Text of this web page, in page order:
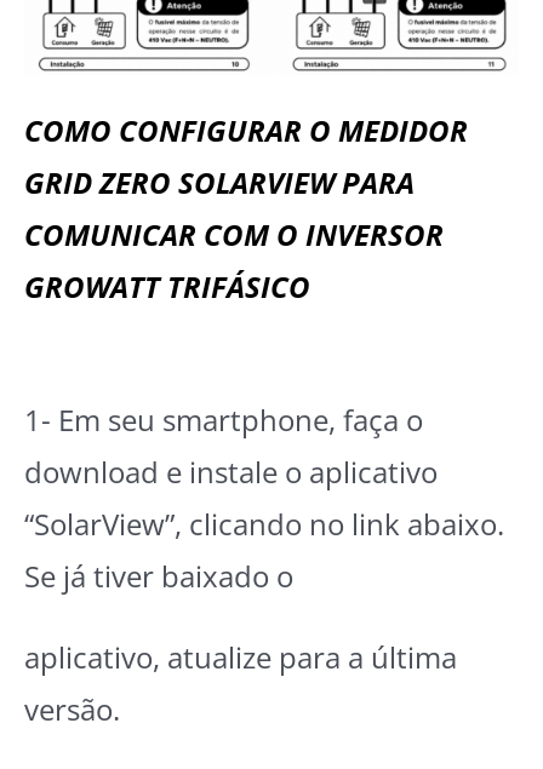
COMO CONFIGURAR O MEDIDOR
GRID ZERO SOLARVIEW PARA
COMUNICAR COM O INVERSOR
GROWATT TRIFÁSICO
1- Em seu smartphone, faça o
download e instale o aplicativo
“SolarView”, clicando no link abaixo.
Se já tiver baixado o
aplicativo, atualize para a última
versão.